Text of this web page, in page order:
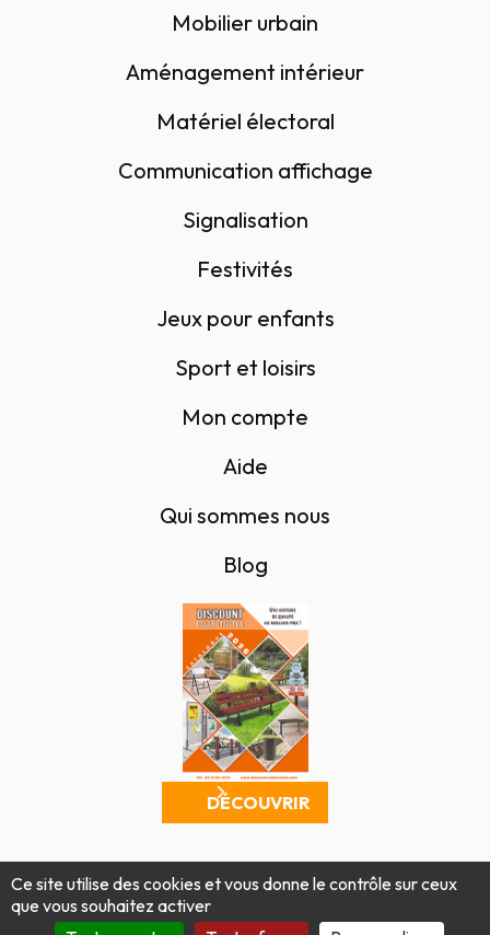
Mobilier urbain
Aménagement intérieur
Matériel électoral
Communication affichage
Signalisation
Festivités
Jeux pour enfants
Sport et loisirs
Mon compte
Aide
Qui sommes nous
Blog
DÉCOUVRIR
Mentions légalesPolitique de confidentialité
Conditions générales de vente
Produit par Tout Simplement Digital
Ce site utilise des cookies et vous donne le contrôle sur ceux
que vous souhaitez activer